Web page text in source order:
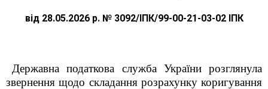
від 28.05.2026 р. № 3092/ІПК/99-00-21-03-02 ІПК
Державна податкова служба України розглянула
звернення щодо складання розрахунку коригування